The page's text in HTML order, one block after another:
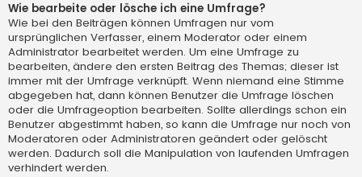
Wie bearbeite oder lösche ich eine Umfrage?
Wie bei den Beiträgen können Umfragen nur vom
ursprünglichen Verfasser, einem Moderator oder einem
Administrator bearbeitet werden. Um eine Umfrage zu
bearbeiten, ändere den ersten Beitrag des Themas; dieser ist
immer mit der Umfrage verknüpft. Wenn niemand eine Stimme
abgegeben hat, dann können Benutzer die Umfrage löschen
oder die Umfrageoption bearbeiten. Sollte allerdings schon ein
Benutzer abgestimmt haben, so kann die Umfrage nur noch von
Moderatoren oder Administratoren geändert oder gelöscht
werden. Dadurch soll die Manipulation von laufenden Umfragen
verhindert werden.